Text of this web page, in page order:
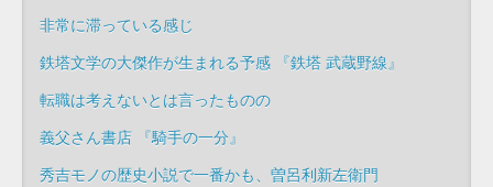
非常に滞っている感じ
鉄塔文学の大傑作が生まれる予感 『鉄塔 武蔵野線』
転職は考えないとは言ったものの
義父さん書店 『騎手の一分』
秀吉モノの歴史小説で一番かも、曽呂利新左衛門